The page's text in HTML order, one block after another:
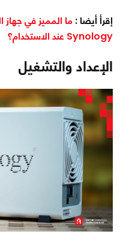
إقرأ أيضا :
Synology عند الاستخدام؟
الإعداد والتشغيل